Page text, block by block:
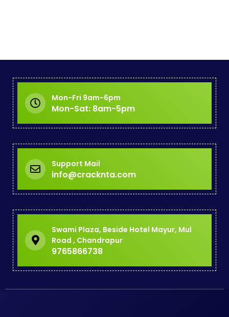
Mon-Fri 9am-6pm
Mon-Sat: 8am-5pm
Support Mail
info@cracknta.com
Swami Plaza, Beside Hotel Mayur, Mul
Road , Chandrapur
9765866738